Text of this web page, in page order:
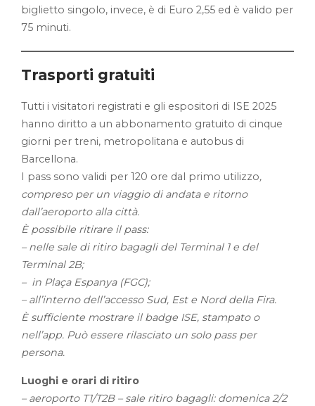
biglietto singolo, invece, è di Euro 2,55 ed è valido per
75 minuti.
Trasporti gratuiti
Tutti i visitatori registrati e gli espositori di ISE 2025
hanno diritto a un abbonamento gratuito di cinque
giorni per treni, metropolitana e autobus di
Barcellona.
I pass sono validi per 120 ore dal primo utilizzo,
compreso per un viaggio di andata e ritorno
dall’aeroporto alla città.
È possibile ritirare il pass:
– nelle sale di ritiro bagagli del Terminal 1 e del
Terminal 2B;
– in Plaça Espanya (FGC);
– all’interno dell’accesso Sud, Est e Nord della Fira.
È sufficiente mostrare il badge ISE, stampato o
nell’app. Può essere rilasciato un solo pass per
persona.
Luoghi e orari di ritiro
– aeroporto T1/T2B – sale ritiro bagagli: domenica 2/2